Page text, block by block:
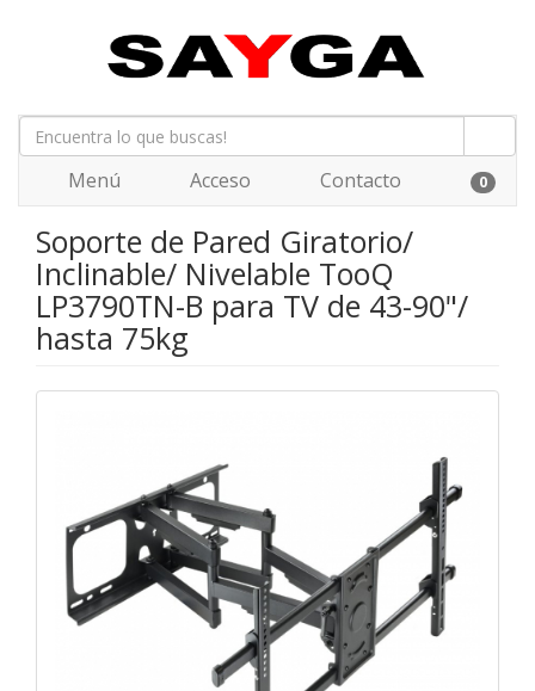
Menú Acceso Contacto 0
Soporte de Pared Giratorio/
Inclinable/ Nivelable TooQ
LP3790TN-B para TV de 43-90"/
hasta 75kg